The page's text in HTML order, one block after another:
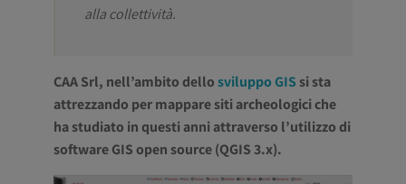
alla collettività.
CAA Srl, nell’ambito dellosviluppo GISsi sta
attrezzando per mappare siti archeologici che
ha studiato in questi anni attraverso l’utilizzo di
software GIS open source (QGIS 3.x).